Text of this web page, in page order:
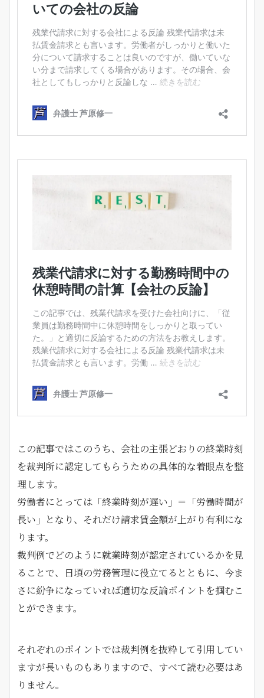
この記事ではこのうち、会社の主張どおりの終業時刻
を裁判所に認定してもらうための具体的な着眼点を整
理します。
労働者にとっては「終業時刻が遅い」＝「労働時間が
長い」となり、それだけ請求賃金額が上がり有利にな
ります。
裁判例でどのように就業時刻が認定されているかを見
ることで、日頃の労務管理に役立てるとともに、今ま
さに紛争になっていれば適切な反論ポイントを掴むこ
とができます。
それぞれのポイントでは裁判例を抜粋して引用してい
ますが長いものもありますので、すべて読む必要はあ
りません。